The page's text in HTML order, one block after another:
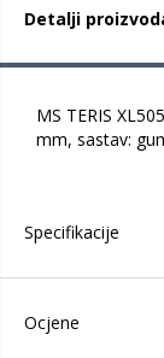
Detalji
MS TERIS
mm, sastav:
Specifikacije
Ocjene